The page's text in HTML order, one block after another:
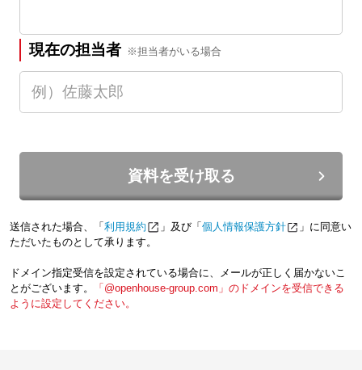
現在の担当者 ※担当者がいる場合
資料を受け取る
送信された場合、「 利用規約 」及び「 個人情報保護方針
」に同意い
ただいたものとして承ります。
ドメイン指定受信を設定されている場合に、メールが正しく届かないこ
とがございます。
「@openhouse-group.com」のドメインを受信できる
ように設定してください。